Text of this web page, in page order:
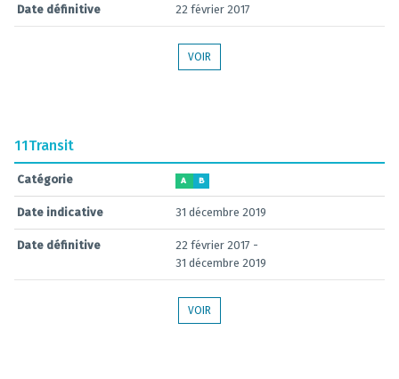
Date définitive 22 février 2017
VOIR
11Transit
Catégorie A B
Date indicative 31 décembre 2019
Date définitive
22 février 2017 -
31 décembre 2019
VOIR